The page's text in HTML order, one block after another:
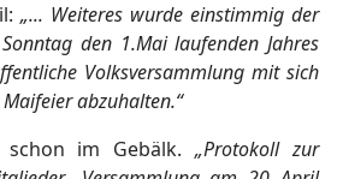
„... Weiteres wurde einstimmig der
den 1.Mai laufenden Jahres
Volksversammlung mit sich
abzuhalten.“
schon im Gebälk.„Protokoll zur